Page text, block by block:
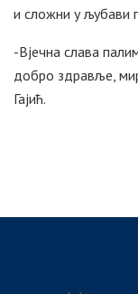
и сложни у љубави
-Вјечна слава
добро здравље,
Гајић.